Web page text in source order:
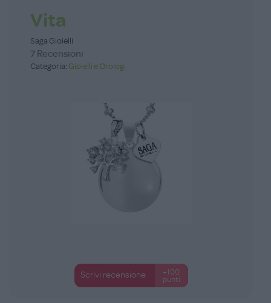
Vita
Saga Gioielli
7 Recensioni
Categoria: Gioielli e Orologi
Scrivi recensione
+100
punti